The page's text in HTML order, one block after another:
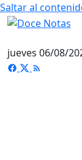
Saltar al
jueves 06/08/